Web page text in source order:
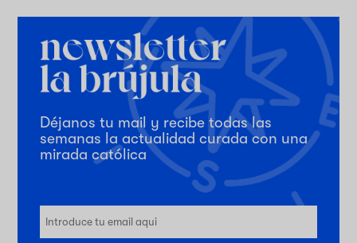
Déjanos tu mail y recibe todas las
semanas la actualidad curada con una
mirada católica